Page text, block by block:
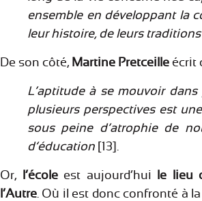
ensemble en développant la
leur histoire, de leurs
De son côté, Martine Pretceille écrit
L’aptitude à se mouvoir
plusieurs perspectives est
sous peine d’atrophie de
d’éducation [13].
Or, l’écoleest aujourd’hui
le lieu
l’Autre . Où il est donc confronté à